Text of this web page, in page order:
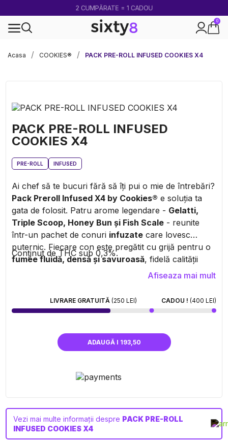
2 CUMPĂRATE = 1 CADOU
0
Acasa
COOKIES® PACK PRE-ROLL INFUSED COOKIES X4
PACK PRE-ROLL INFUSED
COOKIES X4
PRE-ROLL INFUSED
Ai chef să te bucuri fără să îți pui o mie de întrebări?
Pack Preroll Infused X4 by Cookies® e soluția ta
gata de folosit. Patru arome legendare - Gelatti,
Triple Scoop, Honey Bun și Fish Scale - reunite
într-un pachet de conuri infuzate care lovesc
puternic. Fiecare con este pregătit cu grijă pentru o
fumée fluidă, densă și savuroasă, fidelă calității
Cookies®. Practice, puternice și incredibil de
, fie că ești în solo chill sau în
sesiune cu gașca.
Conținut de THC sub 0,3%.
Afiseaza mai mult
LIVRARE GRATUITĂ(250 LEI) CADOU ! (400 LEI)
ADAUGĂ I 193,50
Vezi mai multe informații despre PACK PRE-ROLL
INFUSED COOKIES X4